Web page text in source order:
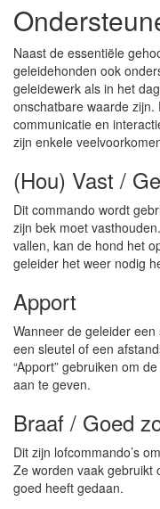
Naast de essentiële
geleidehonden ook
geleidewerk als in het
onschatbare waarde zijn.
communicatie en
zijn enkele
(Hou) Vast /
Dit commando wordt
zijn bek moet
vallen, kan de hond het
geleider het weer nodig
Apport
Wanneer de geleider
een sleutel of een
“Apport” gebruiken om
aan te geven.
Braaf / Goed
Dit zijn lofcommando’s
Ze worden vaak gebruikt
goed heeft gedaan.